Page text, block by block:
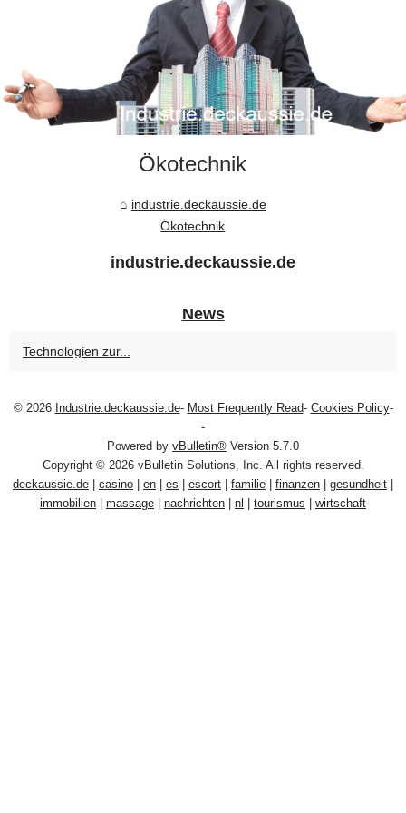
Ökotechnik
industrie.deckaussie.de
Ökotechnik
industrie.deckaussie.de
News
Technologien zur...
© 2026 Industrie.deckaussie.de- Most Frequently Read- Cookies Policy-
-
Powered by vBulletin® Version 5.7.0
Copyright © 2026 vBulletin Solutions, Inc. All rights reserved.
deckaussie.de
casino en es escort familie finanzen gesundheit
immobilien
massage nachrichten nl tourismus wirtschaft